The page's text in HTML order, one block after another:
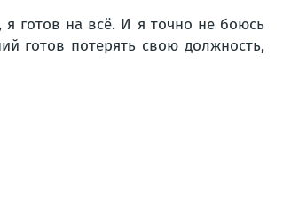
готов на всё. И я точно не боюсь
готов потерять свою должность,